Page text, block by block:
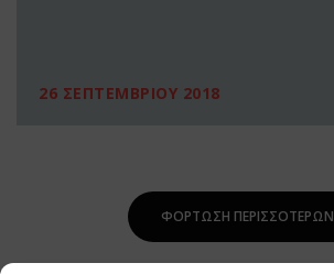
26 ΣΕΠΤΕΜΒΡΙΟΥ 2018
ΦΌΡΤΩΣΗ ΠΕΡΙΣΣΌΤΕΡΩΝ